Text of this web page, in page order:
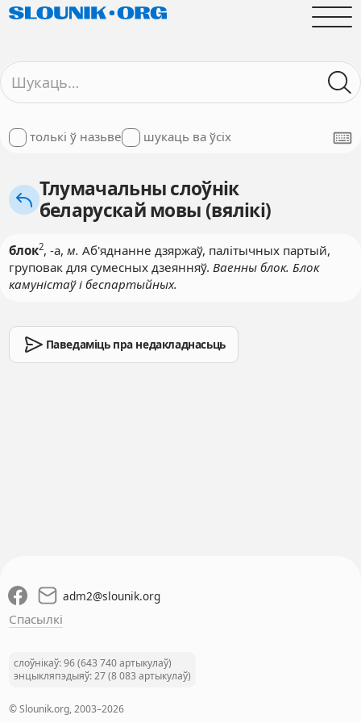
толькі ў назьве шукаць ва ўсіх
Тлумачальны слоўнік
беларускай мовы (вялікі)
блок2, -а, м. Аб'яднанне дзяржаў, палітычных партый,
груповак для сумесных дзеянняў. Ваенны блок. Блок
камуністаў і беспартыйных.
Паведаміць пра недакладнасьць
adm2@slounik.org
Спасылкі
слоўнікаў: 96 (643 740 артыкулаў)
энцыкляпэдыяў: 27 (8 083 артыкулаў)
© Slounik.org, 2003–2026